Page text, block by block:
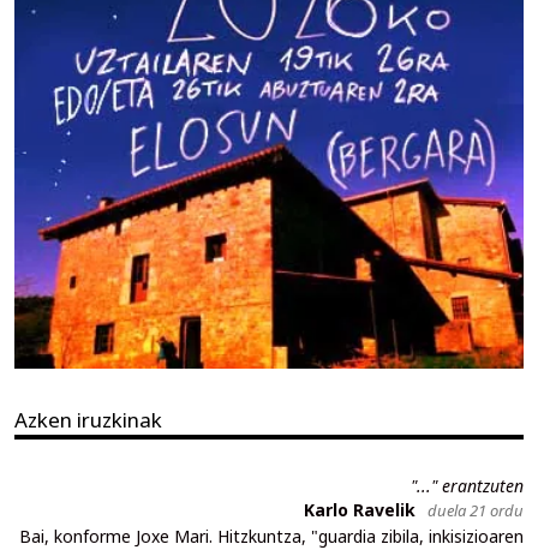
Azken iruzkinak
"..." erantzuten
Karlo Ravelik duela 21 ordu
Bai, konforme Joxe Mari. Hitzkuntza, "guardia zibila, inkisizioaren